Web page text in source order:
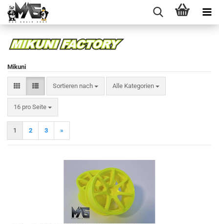
Mikuni
Sortieren nach
Sortieren nach Alle Kategorien
16 pro Seite
pro Seite
1 2 3 »